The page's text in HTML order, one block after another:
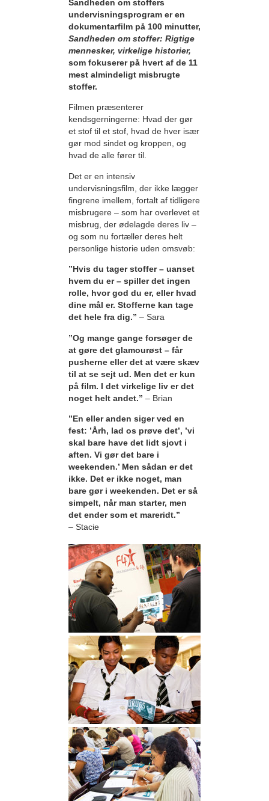
Sandheden om stoffers
undervisningsprogram er en
dokumentarfilm på 100 minutter,
Sandheden om stoffer: Rigtige
mennesker, virkelige historier,
som fokuserer på hvert af de 11
mest almindeligt misbrugte
stoffer.
Filmen præsenterer
kendsgerningerne: Hvad der gør
et stof til et stof, hvad de hver især
gør mod sindet og kroppen, og
hvad de alle fører til.
Det er en intensiv
undervisningsfilm, der ikke lægger
fingrene imellem, fortalt af tidligere
misbrugere – som har overlevet et
misbrug, der ødelagde deres liv –
og som nu fortæller deres helt
personlige historie uden omsvøb:
”Hvis du tager stoffer – uanset
hvem du er – spiller det ingen
rolle, hvor god du er, eller hvad
dine mål er. Stofferne kan tage
det hele fra dig.” – Sara
”Og mange gange forsøger de
at gøre det glamourøst – får
pusherne eller det at være skæv
til at se sejt ud. Men det er kun
på film. I det virkelige liv er det
noget helt andet.” – Brian
”En eller anden siger ved en
fest: ’Årh, lad os prøve det’, ’vi
skal bare have det lidt sjovt i
aften. Vi gør det bare i
weekenden.’ Men sådan er det
ikke. Det er ikke noget, man
bare gør i weekenden. Det er så
simpelt, når man starter, men
det ender som et mareridt.”
– Stacie